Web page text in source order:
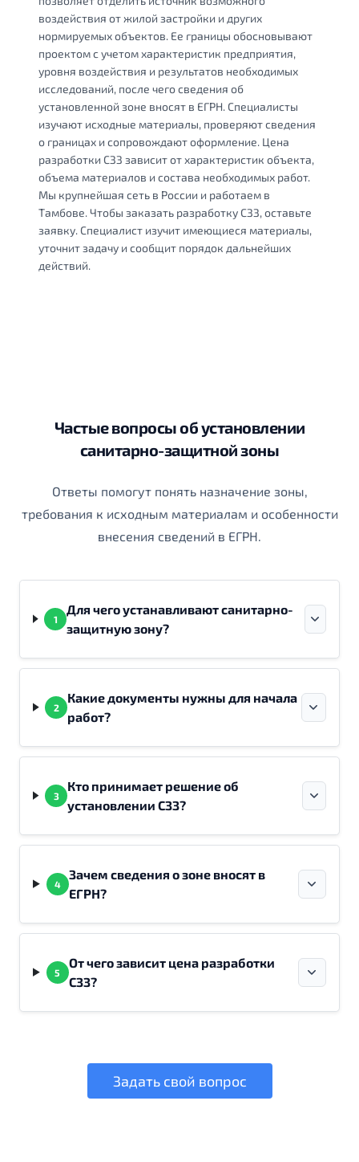
воздействия от жилой застройки и других
нормируемых объектов. Ее границы обосновывают
проектом с учетом характеристик предприятия,
уровня воздействия и результатов необходимых
исследований, после чего сведения об
установленной зоне вносят в ЕГРН. Специалисты
изучают исходные материалы, проверяют сведения
о границах и сопровождают оформление. Цена
разработки СЗЗ зависит от характеристик объекта,
объема материалов и состава необходимых работ.
Мы крупнейшая сеть в России и работаем в
Тамбове. Чтобы заказать разработку СЗЗ, оставьте
заявку. Специалист изучит имеющиеся материалы,
уточнит задачу и сообщит порядок дальнейших
действий.
Частые вопросы об установлении
санитарно-защитной зоны
Ответы помогут понять назначение зоны,
требования к исходным материалам и особенности
внесения сведений в ЕГРН.
1
Для чего устанавливают санитарно-
защитную зону?
2
Какие документы нужны для начала
работ?
3
Кто принимает решение об
установлении СЗЗ?
4
Зачем сведения о зоне вносят в
ЕГРН?
5
От чего зависит цена разработки
СЗЗ?
Задать свой вопрос